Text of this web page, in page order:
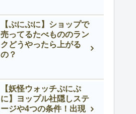
【ぷにぷに】ショップで
売ってるたべもののラン
クどうやったら上がる
の？
【妖怪ウォッチぷにぷ
に】ヨップル社隠しステ
ージや4つの条件！出現